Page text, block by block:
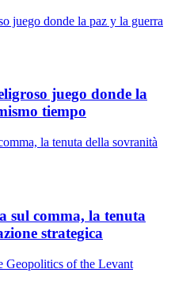
juego donde la
tiempo
sul comma, la tenuta
strategica